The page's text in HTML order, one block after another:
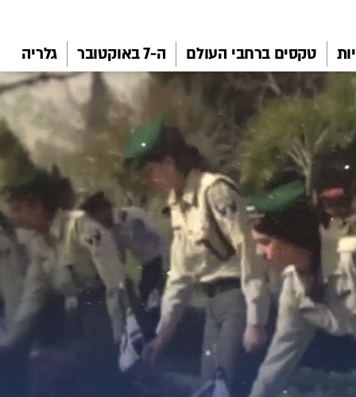
טקסים ברחבי העולם ה-7 באוקטובר גלריה